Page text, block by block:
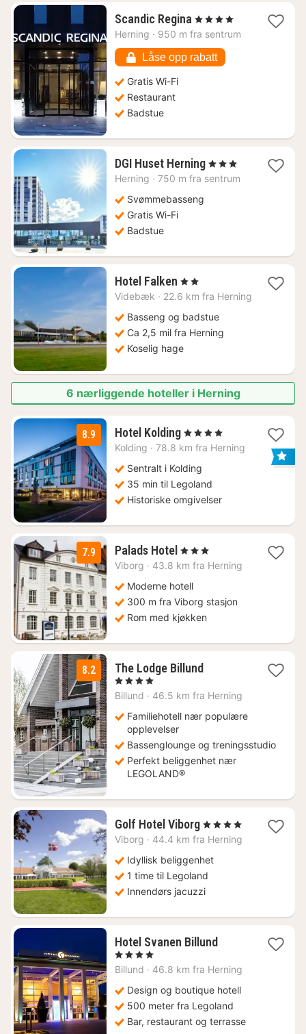
Scandic Regina 1
natt
1081
kr.
, 4 Stjerner
Herning · 950 m fra sentrum
Låse opp rabatt
Gratis Wi-Fi
Restaurant
Badstue
DGI Huset Herning1
natt
, 3 Stjerner
Herning · 750 m fra sentrum
Svømmebasseng
Gratis Wi-Fi
Badstue
Hotel Falken 1
natt
1495
kr.
, 2 Stjerner
Videbæk · 22.6 km fra Herning
Basseng og badstue
Ca 2,5 mil fra Herning
Koselig hage
6 nærliggende hoteller i Herning
8.9 Hotel Kolding1
natt
1119
kr.
, 4 Stjerner
Kolding · 78.8 km fra Herning
Sentralt i Kolding
35 min til Legoland
Historiske omgivelser
7.9 Palads Hotel 1
natt
1464
kr.
, 3 Stjerner
Viborg · 43.8 km fra Herning
Moderne hotell
300 m fra Viborg stasjon
Rom med kjøkken
8.2 The Lodge Billund1
fra
kr.
, 4 Stjerner
Billund · 46.5 km fra Herning
Familiehotell nær populære
opplevelser
Bassenglounge og treningsstudio
Perfekt beliggenhet nær
LEGOLAND®
Golf Hotel Viborg1
natt
2059
kr.
, 4 Stjerner
Viborg · 44.4 km fra Herning
Idyllisk beliggenhet
1 time til Legoland
Innendørs jacuzzi
Hotel Svanen Billund1
fra
1881
kr.
, 4 Stjerner
Billund · 46.8 km fra Herning
Design og boutique hotell
500 meter fra Legoland
Bar, restaurant og terrasse